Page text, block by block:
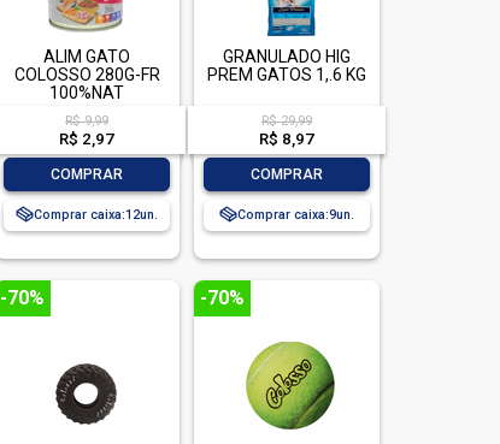
ALIM GATO
COLOSSO 280G-FR
100%NAT
SALMAO/FGO/LEG
R$ 9,99
R$ 2,97
COMPRAR
Comprar caixa:12
GRANULADO HIG
PREM GATOS 1,.6 KG
R$ 29,99
R$ 8,97
COMPRAR
Comprar caixa:9
-70% -70%